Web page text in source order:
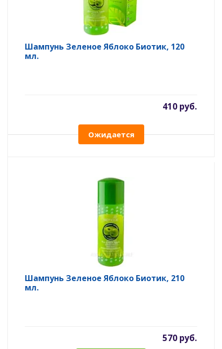
Шампунь Зеленое Яблоко Биотик, 120
мл.
410 руб.
Ожидается
Шампунь Зеленое Яблоко Биотик, 210
мл.
570 руб.